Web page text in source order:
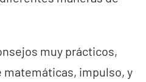
muy prácticos,
matemáticas, impulso, y